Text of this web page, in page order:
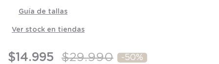
Guía de tallas
Ver stock en tiendas
$14.995 $29.990 -50%